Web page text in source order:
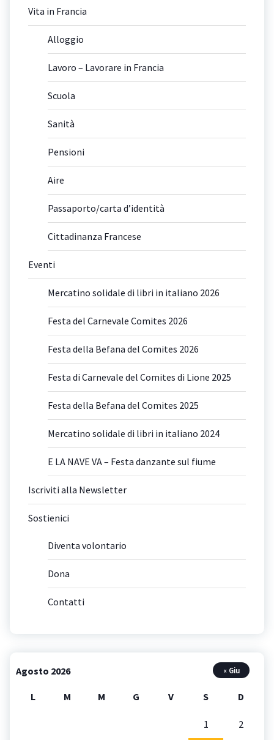
Vita in Francia
Alloggio
Lavoro – Lavorare in Francia
Scuola
Sanità
Pensioni
Aire
Passaporto/carta d’identità
Cittadinanza Francese
Eventi
Mercatino solidale di libri in italiano 2026
Festa del Carnevale Comites 2026
Festa della Befana del Comites 2026
Festa di Carnevale del Comites di Lione 2025
Festa della Befana del Comites 2025
Mercatino solidale di libri in italiano 2024
E LA NAVE VA – Festa danzante sul fiume
Iscriviti alla Newsletter
Sostienici
Diventa volontario
Dona
Contatti
Agosto 2026
L M M G V S D
1 2
« Giu